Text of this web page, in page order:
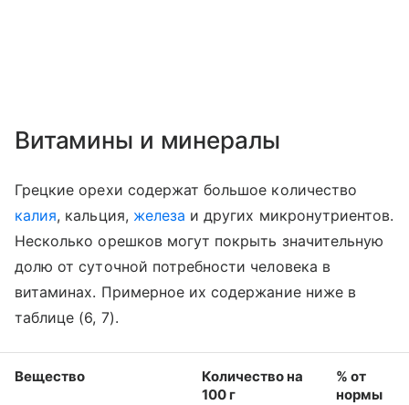
Витамины и минералы
Грецкие орехи содержат большое количество
калия, кальция, железа и других микронутриентов.
Несколько орешков могут покрыть значительную
долю от суточной потребности человека в
витаминах. Примерное их содержание ниже в
таблице (6, 7).
Вещество
Количество на
100 г
% от
нормы